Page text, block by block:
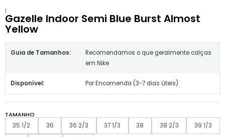
|
Gazelle Indoor Semi Blue Burst Almost
Yellow
Guia de Tamanhos:
Recomendamos o que geralmente calças
em Nike
Disponível: Por Encomenda (3-7 dias úteis)
TAMANHO
35 1/2
36 36 2/3 37 1/3 38 38 2/3 39 1/3